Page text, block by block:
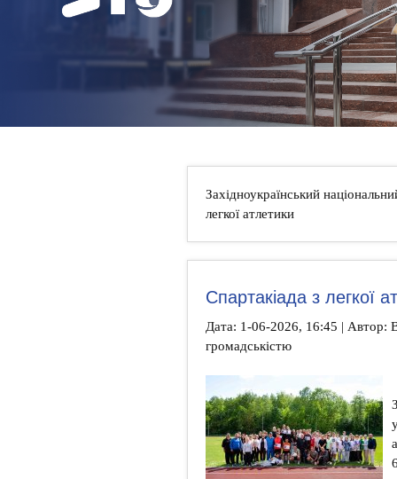
НОВИНИ
Західноукраїнський
легкої атлетики
Спартакіада з легкої
Дата: 1-06-2026, 16:45 | Автор:
громадськістю